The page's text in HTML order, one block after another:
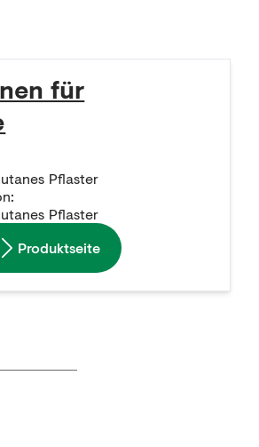
für
Pflaster
Pflaster
Produktseite